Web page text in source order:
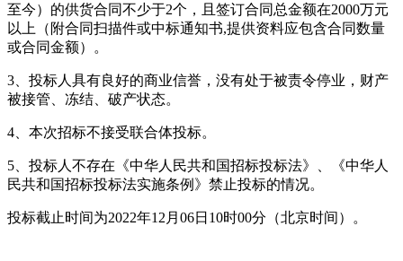
至今）的供货合同不少于2个，且签订合同总金额在2000万元
以上（附合同扫描件或中标通知书,提供资料应包含合同数量
或合同金额）。
3、投标人具有良好的商业信誉，没有处于被责令停业，财产
被接管、冻结、破产状态。
4、本次招标不接受联合体投标。
5、投标人不存在《中华人民共和国招标投标法》、《中华人
民共和国招标投标法实施条例》禁止投标的情况。
投标截止时间为2022年12月06日10时00分（北京时间）。